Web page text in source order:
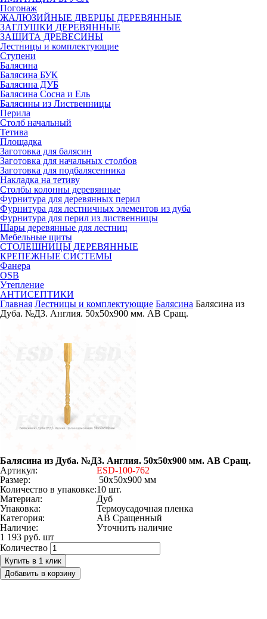
Погонаж
ЖАЛЮЗИЙНЫЕ ДВЕРЦЫ ДЕРЕВЯННЫЕ
ЗАГЛУШКИ ДЕРЕВЯННЫЕ
ЗАЩИТА ДРЕВЕСИНЫ
Лестницы и комплектующие
Ступени
Балясина
Балясина БУК
Балясина ДУБ
Балясина Сосна и Ель
Балясины из Лиственницы
Перила
Столб начальный
Тетива
Площадка
Заготовка для балясин
Заготовка для начальных столбов
Заготовка для подбалясенника
Накладка на тетиву
Столбы колонны деревянные
Фурнитура для деревянных перил
Фурнитура для лестничных элементов из дуба
Фурнитура для перил из лиственницы
Шары деревянные для лестниц
Мебельные щиты
СТОЛЕШНИЦЫ ДЕРЕВЯННЫЕ
КРЕПЕЖНЫЕ СИСТЕМЫ
Фанера
OSB
Утепление
АНТИСЕПТИКИ
Главная Лестницы и комплектующие Балясина Балясина из
Дуба. №Д3. Англия. 50х50х900 мм. АВ Сращ.
Балясина из Дуба. №Д3. Англия. 50х50х900 мм. АВ Сращ.
Артикул:
ESD-100-762
Размер:
50х50х900 мм
Количество в упаковке:10 шт.
Материал:
Дуб
Упаковка:
Термоусадочная пленка
Категория:
AB Сращенный
Наличие:
Уточнить наличие
1 193 руб. шт
Количество
Купить в 1 клик
Добавить в корзину